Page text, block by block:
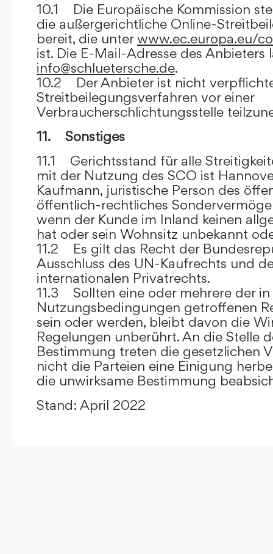
10.1 Die Europäische Kommission
die außergerichtliche Online-
bereit, die unterwww.ec.europa.eu/
ist. Die E-Mail-Adresse des Anbieters
info@schluetersche.de.
10.2 Der Anbieter ist nicht
Streitbeilegungsverfahren vor einer
Verbraucherschlichtungsstelle
11. Sonstiges
11.1 Gerichtsstand für alle
mit der Nutzung des SCO ist
Kaufmann, juristische Person des
öffentlich-rechtliches
wenn der Kunde im Inland keinen
hat oder sein Wohnsitz unbekannt
11.2 Es gilt das Recht der
Ausschluss des UN-Kaufrechts und
internationalen Privatrechts.
11.3 Sollten eine oder mehrere der in
Nutzungsbedingungen getroffenen
sein oder werden, bleibt davon die
Regelungen unberührt. An die Stelle
Bestimmung treten die gesetzlichen
nicht die Parteien eine Einigung
die unwirksame Bestimmung
Stand: April 2022